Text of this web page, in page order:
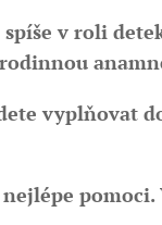
v roli
vyplňovat